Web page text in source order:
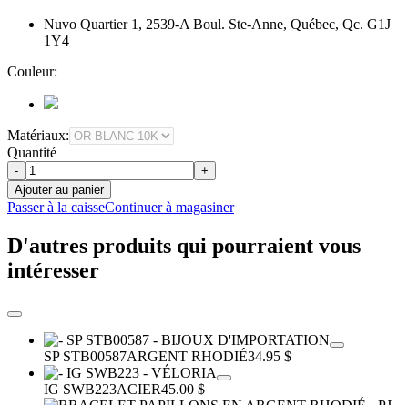
Nuvo Quartier 1, 2539-A Boul. Ste-Anne, Québec, Qc. G1J
1Y4
Couleur:
Matériaux:
Quantité
-
+
Ajouter au panier
Passer à la caisseContinuer à magasiner
D'autres produits qui pourraient vous
intéresser
SP STB00587ARGENT RHODIÉ34.95 $
IG SWB223ACIER45.00 $